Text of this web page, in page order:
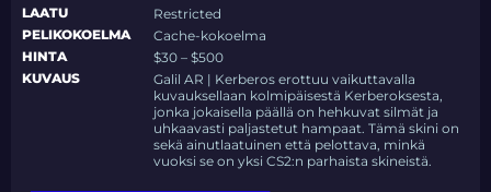
LAATU
Restricted
PELIKOKOELMA
Cache-kokoelma
HINTA
$30 – $500
KUVAUS
Galil AR | Kerberos erottuu vaikuttavalla
kuvauksellaan kolmipäisestä Kerberoksesta,
jonka jokaisella päällä on hehkuvat silmät ja
uhkaavasti paljastetut hampaat. Tämä skini on
sekä ainutlaatuinen että pelottava, minkä
vuoksi se on yksi CS2:n parhaista skineistä.